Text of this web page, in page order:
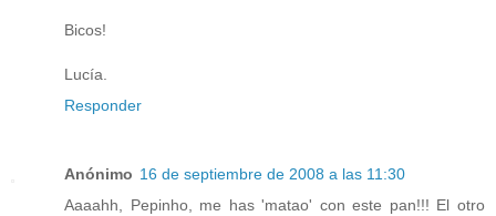
Bicos!
Lucía.
Responder
Anónimo 16 de septiembre de 2008 a las 11:30
Aaaahh, Pepinho, me has 'matao' con este pan!!! El otro